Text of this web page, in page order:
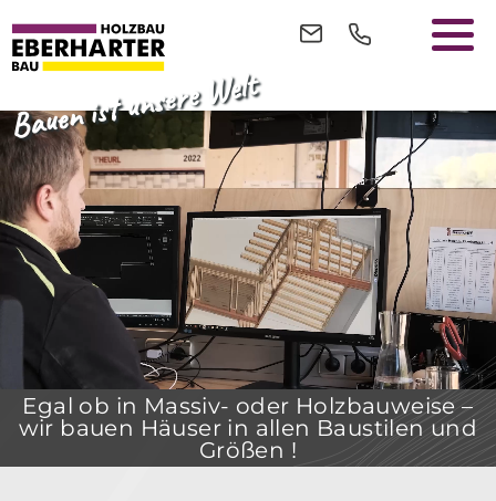
Bauen ist unsere Welt
Egal ob in Massiv- oder Holzbauweise –
wir bauen Häuser in allen Baustilen und
Größen !